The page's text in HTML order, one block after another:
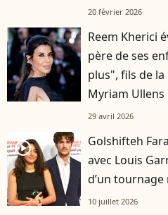
logement
20 février 2026
Reem Kherici
père de ses
plus", fils de
Myriam Ullens
29 avril 2026
player2
Golshifteh
avec Louis
d’un
10 juillet 2026